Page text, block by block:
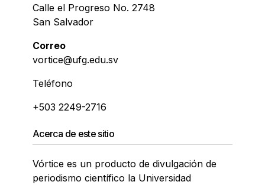
Calle el Progreso No. 2748
San Salvador
Correo
vortice@ufg.edu.sv
Teléfono
+503 2249-2716
Acerca de este sitio
Vórtice es un producto de divulgación de
periodismo científico la Universidad